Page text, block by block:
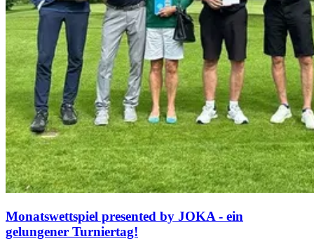
Monatswettspiel presented by JOKA - ein
gelungener Turniertag!